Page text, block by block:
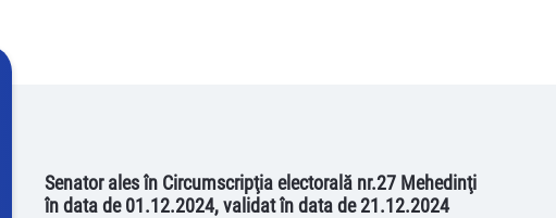
Senator ales în Circumscripţia electorală nr.27 Mehedinţi
în data de 01.12.2024, validat în data de 21.12.2024